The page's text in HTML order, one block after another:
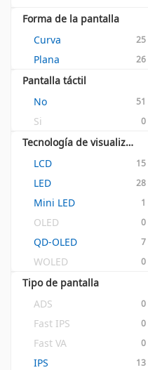
Forma de la pantalla
Curva
25
Plana 26
Pantalla táctil
No
51
Si 0
Tecnología de visualización
LCD
15
LED 28
Mini LED 1
OLED 0
QD-OLED 7
WOLED 0
Tipo de pantalla
ADS
0
Fast IPS 0
Fast VA 0
IPS 13